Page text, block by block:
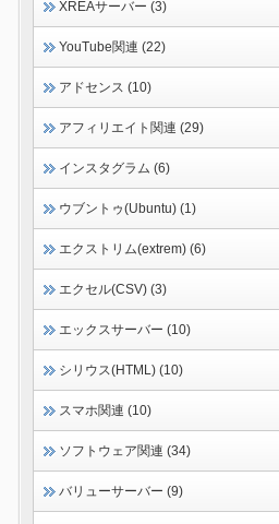
XREAサーバー (3)
YouTube関連 (22)
アドセンス (10)
アフィリエイト関連 (29)
インスタグラム (6)
ウブントゥ(Ubuntu) (1)
エクストリム(extrem) (6)
エクセル(CSV) (3)
エックスサーバー (10)
シリウス(HTML) (10)
スマホ関連 (10)
ソフトウェア関連 (34)
バリューサーバー (9)